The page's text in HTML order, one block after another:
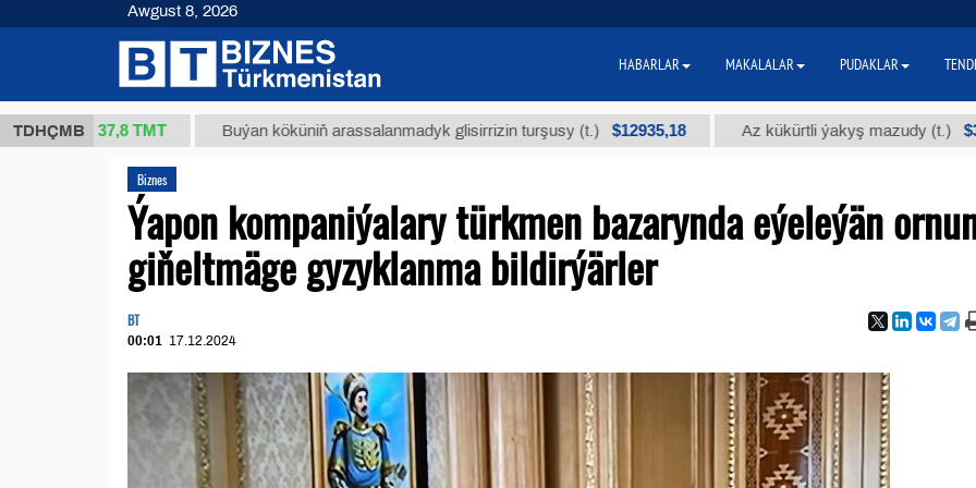
TDHÇMB
37,8 ТМТ Buýan köküniň arassalanmadyk glisirrizin turşusy (t.) $12935,18 Az kükürtli ýakyş mazudy (t.) $300
Biznes
Ýapon kompaniýalary türkmen bazarynda eýeleýän
giňeltmäge gyzyklanma bildirýärler
BT
00:01 17.12.2024
Awgust 8, 2026
HABARLAR MAKALALAR PUDAKLAR